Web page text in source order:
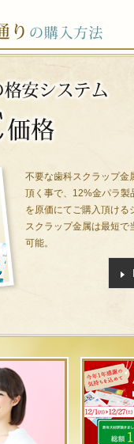
クを取得しました!
特別価格にて販売中!
まして、在庫のある全て
開設のご案内
ートセンターを東京・名
Dayとなります!
うサイト内の価格表示につい
税の税率が2019年10月1
不要な歯科スクラップ金
頂く事で、12%金パラ製
を原価にてご購入頂ける
スクラップ金属は最短で
可能。